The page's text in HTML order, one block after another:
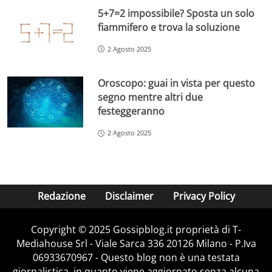
5+7=2 impossibile? Sposta un solo
fiammifero e trova la soluzione
2 Agosto 2025
Oroscopo: guai in vista per questo
segno mentre altri due
festeggeranno
2 Agosto 2025
Redazione Disclaimer Privacy Policy
Copyright © 2025 Gossipblog.it proprietà di T-
Mediahouse Srl - Viale Sarca 336 20126 Milano - P.Iva
06933670967 - Questo blog non è una testata